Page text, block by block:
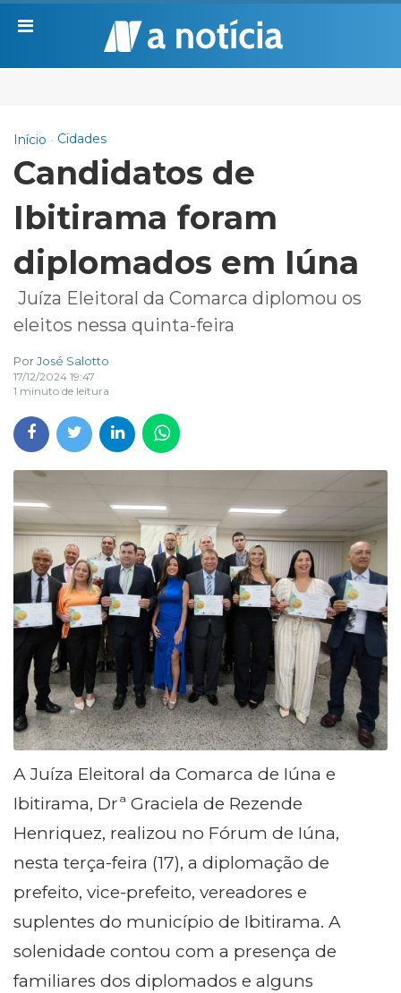
Início Cidades
Candidatos de
Ibitirama foram
diplomados em Iúna
Juíza Eleitoral da Comarca diplomou os
eleitos nessa quinta-feira
PorJosé Salotto
17/12/2024 19:47
1 minuto de leitura
A Juíza Eleitoral da Comarca de Iúna e
Ibitirama, Drª Graciela de Rezende
Henriquez, realizou no Fórum de Iúna,
nesta terça-feira (17), a diplomação de
prefeito, vice-prefeito, vereadores e
suplentes do município de Ibitirama. A
solenidade contou com a presença de
familiares dos diplomados e alguns